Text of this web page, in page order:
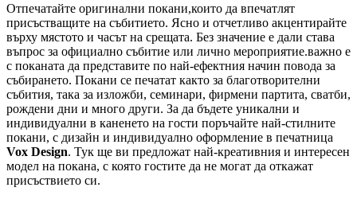
Отпечатайте оригинални покани,които да впечатлят
присъстващите на събитието. Ясно и отчетливо акцентирайте
върху мястото и часът на срещата. Без значение е дали става
въпрос за официално събитие или лично мероприятие.важно е
с поканата да представите по най-ефектния начин повода за
събирането. Покани се печатат както за благотворителни
събития, така за изложби, семинари, фирмени партита, сватби,
рождени дни и много други. За да бъдете уникални и
индивидуални в каненето на гости поръчайте най-стилните
покани, с дизайн и индивидуално оформление в печатница
Vox Design. Тук ще ви предложат най-креативния и интересен
модел на покана, с която гостите да не могат да откажат
присъствието си.